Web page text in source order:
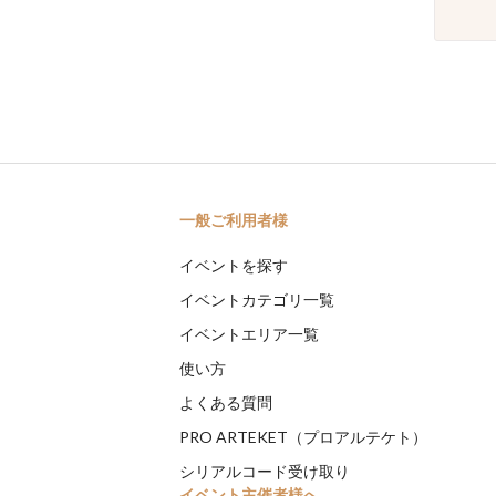
一般ご利用者様
イベントを探す
イベントカテゴリ一覧
イベントエリア一覧
使い方
よくある質問
PRO ARTEKET（プロアルテケト）
シリアルコード受け取り